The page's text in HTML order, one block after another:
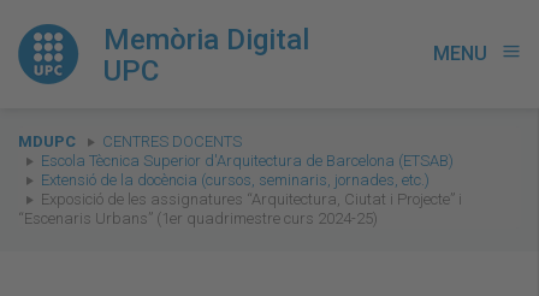
Memòria Digital
UPC
MENU menu
You
are
here:
MDUPC
CENTRES DOCENTS
Escola Tècnica Superior d'Arquitectura de Barcelona (ETSAB)
Extensió de la docència (cursos, seminaris, jornades, etc.)
Exposició de les assignatures “Arquitectura, Ciutat i Projecte” i
“Escenaris Urbans” (1er quadrimestre curs 2024-25)